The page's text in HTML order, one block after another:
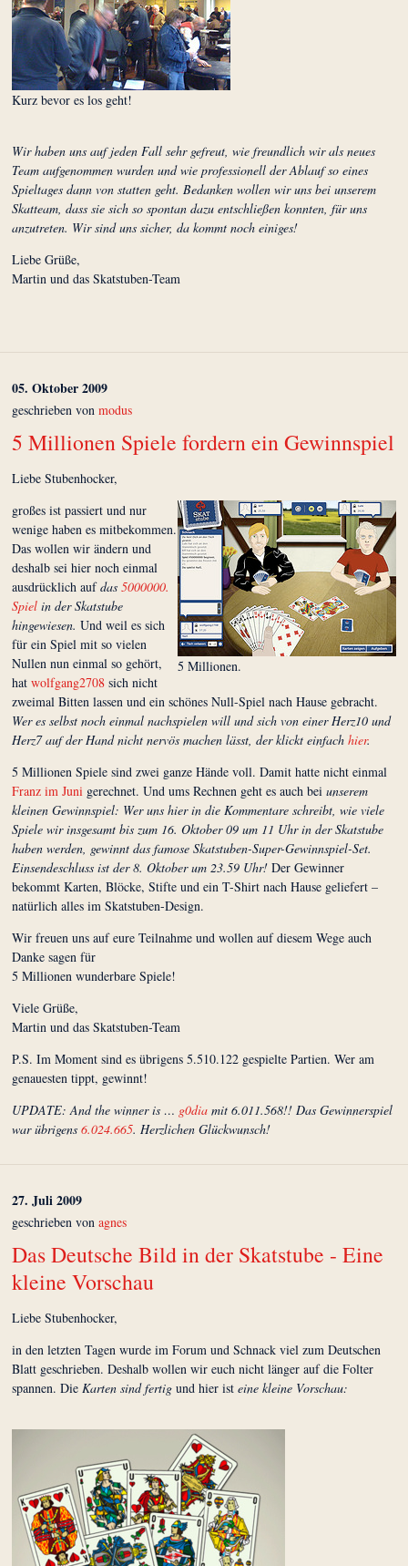
Kurz bevor es los geht!
Wir haben uns auf jeden Fall sehr gefreut, wie freundlich wir als neues
Team aufgenommen wurden und wie professionell der Ablauf so eines
Spieltages dann von statten geht. Bedanken wollen wir uns bei unserem
Skatteam, dass sie sich so spontan dazu entschließen konnten, für uns
anzutreten. Wir sind uns sicher, da kommt noch einiges!
Liebe Grüße,
Martin und das Skatstuben-Team
05. Oktober 2009
geschrieben vonmodus
5 Millionen Spiele fordern ein Gewinnspiel
Liebe Stubenhocker,
5 Millionen.
großes ist passiert und nur
wenige haben es mitbekommen.
Das wollen wir ändern und
deshalb sei hier noch einmal
ausdrücklich aufdas5000000.
Spiel in der Skatstube
hingewiesen. Und weil es sich
für ein Spiel mit so vielen
Nullen nun einmal so gehört,
hatwolfgang2708 sich nicht
zweimal Bitten lassen und ein schönes Null-Spiel nach Hause gebracht.
Wer es selbst noch einmal nachspielen will und sich von einer Herz10 und
Herz7 auf der Hand nicht nervös machen lässt, der klickt einfachhier.
5 Millionen Spiele sind zwei ganze Hände voll. Damit hatte nicht einmal
Franz im Juni gerechnet. Und ums Rechnen geht es auch beiunserem
kleinen Gewinnspiel: Wer uns hier in die Kommentare schreibt, wie viele
Spiele wir insgesamt bis zum 16. Oktober 09 um 11 Uhr in der Skatstube
haben werden, gewinnt das famose Skatstuben-Super-Gewinnspiel-Set.
Einsendeschluss ist der 8. Oktober um 23.59 Uhr! Der Gewinner
bekommt Karten, Blöcke, Stifte und ein T-Shirt nach Hause geliefert –
natürlich alles im Skatstuben-Design.
Wir freuen uns auf eure Teilnahme und wollen auf diesem Wege auch
Danke sagen für
5 Millionen wunderbare Spiele!
Viele Grüße,
Martin und das Skatstuben-Team
P.S. Im Moment sind es übrigens 5.510.122 gespielte Partien. Wer am
genauesten tippt, gewinnt!
UPDATE: And the winner is … g0dia mit 6.011.568!! Das Gewinnerspiel
war übrigens6.024.665. Herzlichen Glückwunsch!
27. Juli 2009
geschrieben vonagnes
Das Deutsche Bild in der Skatstube - Eine
kleine Vorschau
Liebe Stubenhocker,
in den letzten Tagen wurde im Forum und Schnack viel zum Deutschen
Blatt geschrieben. Deshalb wollen wir euch nicht länger auf die Folter
spannen. DieKarten sind fertig und hier isteine kleine Vorschau: